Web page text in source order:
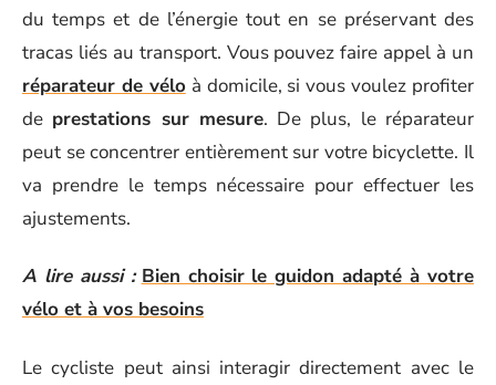
du temps et de l’énergie tout en se préservant des
tracas liés au transport. Vous pouvez faire appel à un
réparateur de vélo à domicile, si vous voulez profiter
de prestations sur mesure. De plus, le réparateur
peut se concentrer entièrement sur votre bicyclette. Il
va prendre le temps nécessaire pour effectuer les
ajustements.
A lire aussi : Bien choisir le guidon adapté à votre
vélo et à vos besoins
Le cycliste peut ainsi interagir directement avec le